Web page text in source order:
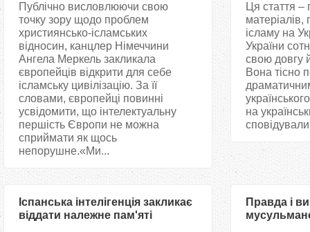
Публічно висловлюючи свою
точку зору щодо проблем
християнсько-ісламських
відносин, канцлер Німеччини
Ангела Меркель закликала
європейців відкрити для себе
ісламську цивілізацію. За її
словами, європейці повинні
усвідомити, що інтелектуальну
першість Європи не можна
сприймати як щось
непорушне.«Ми...
Ця стаття –
матеріалів,
ісламу на
України
свою довгу
Вона тісно
на
Іспанська інтелігенція закликає
віддати належне пам'яті
Правда і